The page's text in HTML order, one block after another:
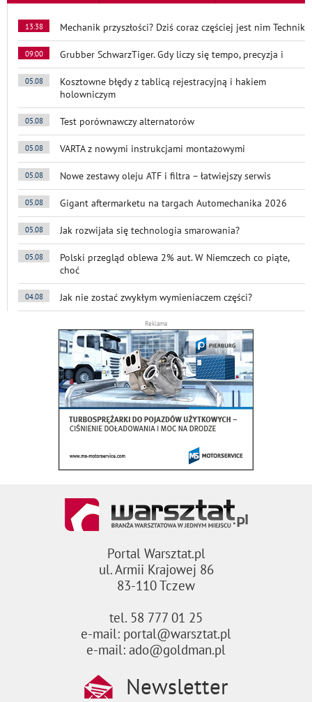
13:38 Mechanik przyszłości? Dziś coraz częściej jest nim Technik
09:00 Grubber SchwarzTiger. Gdy liczy się tempo, precyzja i
05.08
Kosztowne błędy z tablicą rejestracyjną i hakiem
holowniczym
05.08 Test porównawczy alternatorów
05.08 VARTA z nowymi instrukcjami montażowymi
05.08 Nowe zestawy oleju ATF i filtra – łatwiejszy serwis
05.08 Gigant aftermarketu na targach Automechanika 2026
05.08 Jak rozwijała się technologia smarowania?
05.08
Polski przegląd oblewa 2% aut. W Niemczech co piąte,
choć
04.08 Jak nie zostać zwykłym wymieniaczem części?
Reklama
Portal Warsztat.pl
ul. Armii Krajowej 86
83-110 Tczew
tel. 58 777 01 25
e-mail: portal@warsztat.pl
e-mail: ado@goldman.pl
Newsletter